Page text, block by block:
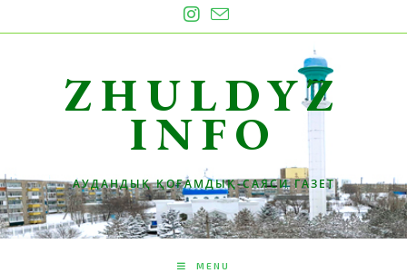
to
ZHULDYZ
INFO
АУДАНДЫҚ ҚОҒАМДЫҚ-САЯСИ ГАЗЕТ
MENU